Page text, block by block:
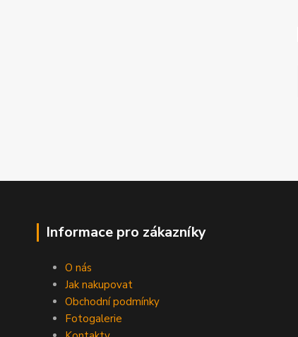
Informace pro zákazníky
O nás
Jak nakupovat
Obchodní podmínky
Fotogalerie